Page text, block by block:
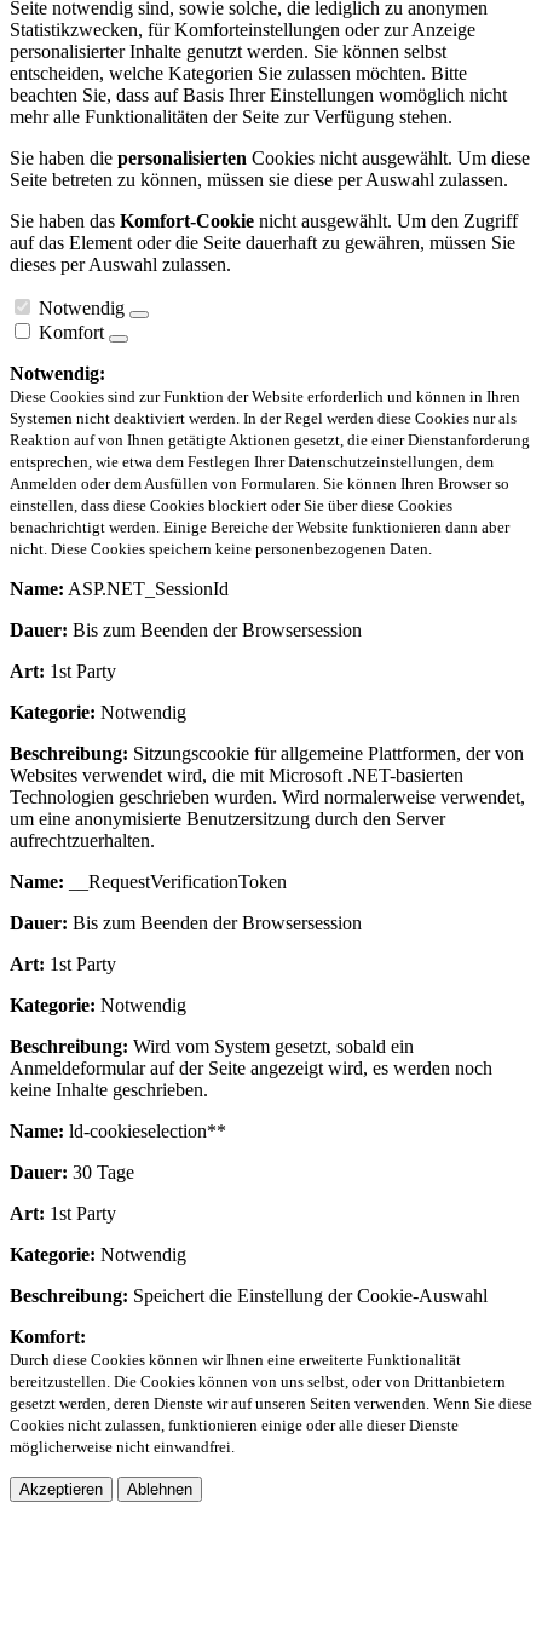
Seite notwendig sind, sowie solche, die lediglich zu anonymen
Statistikzwecken, für Komforteinstellungen oder zur Anzeige
personalisierter Inhalte genutzt werden. Sie können selbst
entscheiden, welche Kategorien Sie zulassen möchten. Bitte
beachten Sie, dass auf Basis Ihrer Einstellungen womöglich nicht
mehr alle Funktionalitäten der Seite zur Verfügung stehen.
Sie haben die personalisierten Cookies nicht ausgewählt. Um diese
Seite betreten zu können, müssen sie diese per Auswahl zulassen.
Sie haben das Komfort-Cookie nicht ausgewählt. Um den Zugriff
auf das Element oder die Seite dauerhaft zu gewähren, müssen Sie
dieses per Auswahl zulassen.
Notwendig
Komfort
Notwendig:
Diese Cookies sind zur Funktion der Website erforderlich und können in Ihren
Systemen nicht deaktiviert werden. In der Regel werden diese Cookies nur als
Reaktion auf von Ihnen getätigte Aktionen gesetzt, die einer Dienstanforderung
entsprechen, wie etwa dem Festlegen Ihrer Datenschutzeinstellungen, dem
Anmelden oder dem Ausfüllen von Formularen. Sie können Ihren Browser so
einstellen, dass diese Cookies blockiert oder Sie über diese Cookies
benachrichtigt werden. Einige Bereiche der Website funktionieren dann aber
nicht. Diese Cookies speichern keine personenbezogenen Daten.
Name: ASP.NET_SessionId
Dauer: Bis zum Beenden der Browsersession
Art: 1st Party
Kategorie: Notwendig
Beschreibung: Sitzungscookie für allgemeine Plattformen, der von
Websites verwendet wird, die mit Microsoft .NET-basierten
Technologien geschrieben wurden. Wird normalerweise verwendet,
um eine anonymisierte Benutzersitzung durch den Server
aufrechtzuerhalten.
Name: __RequestVerificationToken
Dauer: Bis zum Beenden der Browsersession
Art: 1st Party
Kategorie: Notwendig
Beschreibung: Wird vom System gesetzt, sobald ein
Anmeldeformular auf der Seite angezeigt wird, es werden noch
keine Inhalte geschrieben.
Name: ld-cookieselection**
Dauer: 30 Tage
Art: 1st Party
Kategorie: Notwendig
Beschreibung: Speichert die Einstellung der Cookie-Auswahl
Komfort:
Durch diese Cookies können wir Ihnen eine erweiterte Funktionalität
bereitzustellen. Die Cookies können von uns selbst, oder von Drittanbietern
gesetzt werden, deren Dienste wir auf unseren Seiten verwenden. Wenn Sie diese
Cookies nicht zulassen, funktionieren einige oder alle dieser Dienste
möglicherweise nicht einwandfrei.
Akzeptieren Ablehnen